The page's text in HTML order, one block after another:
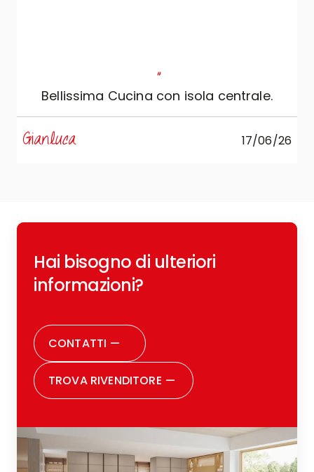
"
Bellissima Cucina con isola centrale.
Gianluca 17/06/26
Hai bisogno di ulteriori
informazioni?
CONTATTI —
TROVA RIVENDITORE —